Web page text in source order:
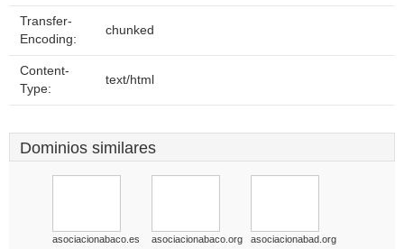
Transfer-
Encoding:
chunked
Content-
Type:
text/html
Dominios similares
asociacionabaco.es asociacionabaco.org asociacionabad.org